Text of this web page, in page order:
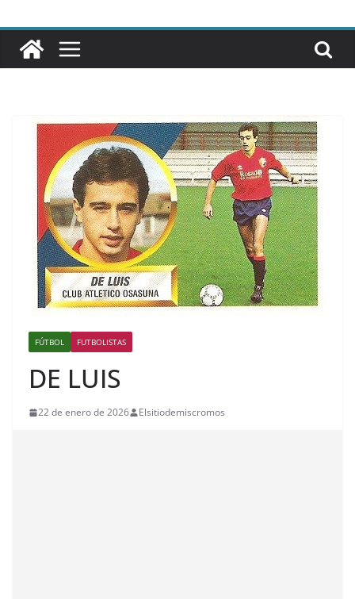
FÚTBOL FUTBOLISTAS
DE LUIS
22 de enero de 2026 Elsitiodemiscromos